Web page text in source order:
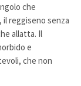
che
reggiseno senza
allatta. Il
e
che non